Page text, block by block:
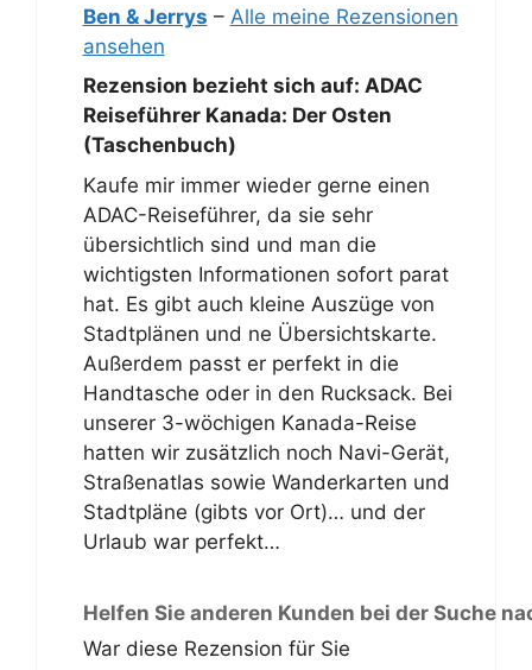
Ben & Jerrys – Alle meine Rezensionen
ansehen
Rezension bezieht sich auf: ADAC
Reiseführer Kanada: Der Osten
(Taschenbuch)
Kaufe mir immer wieder gerne einen
ADAC-Reiseführer, da sie sehr
übersichtlich sind und man die
wichtigsten Informationen sofort parat
hat. Es gibt auch kleine Auszüge von
Stadtplänen und ne Übersichtskarte.
Außerdem passt er perfekt in die
Handtasche oder in den Rucksack. Bei
unserer 3-wöchigen Kanada-Reise
hatten wir zusätzlich noch Navi-Gerät,
Straßenatlas sowie Wanderkarten und
Stadtpläne (gibts vor Ort)… und der
Urlaub war perfekt…
Helfen Sie anderen Kunden bei der Suche
War diese Rezension für Sie